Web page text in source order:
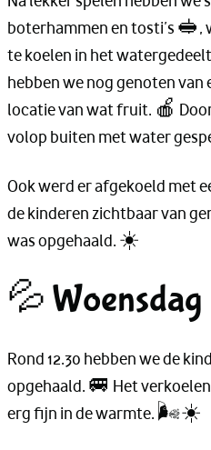
boterhammen en tosti’s 🥪,
te koelen in het
hebben we nog genoten van
locatie van wat fruit. 🍎
volop buiten met water
Ook werd er afgekoeld met
de kinderen zichtbaar van
was opgehaald. ☀️
💦 Woensdag
Rond 12.30 hebben we de
opgehaald. 🚐 Het
erg fijn in de warmte. 🌬️☀️